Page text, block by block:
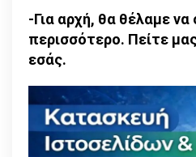
μας
κάνει
και
να
νιώθουμε
-Για αρχή, θα θέλαμε
περισσότερο. Πείτε
εσάς.